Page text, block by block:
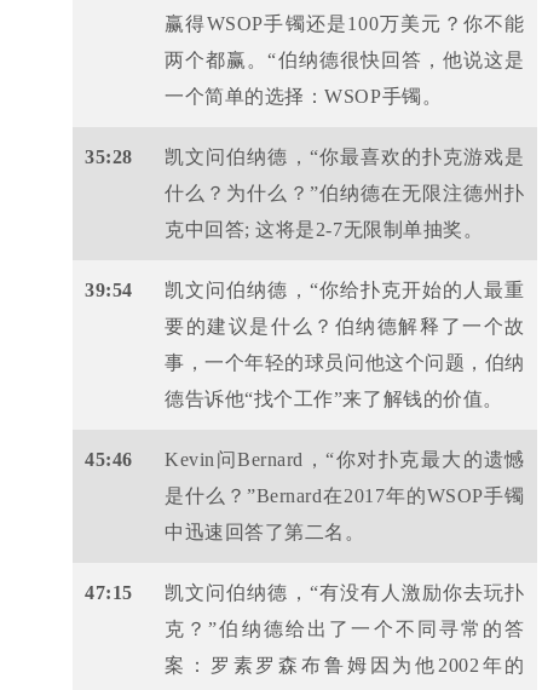
赢得WSOP手镯还是100万美元？你不能
两个都赢。“伯纳德很快回答，他说这是
一个简单的选择：WSOP手镯。
35:28
凯文问伯纳德，“你最喜欢的扑克游戏是
什么？为什么？”伯纳德在无限注德州扑
克中回答; 这将是2-7无限制单抽奖。
39:54
凯文问伯纳德，“你给扑克开始的人最重
要的建议是什么？伯纳德解释了一个故
事，一个年轻的球员问他这个问题，伯纳
德告诉他“找个工作”来了解钱的价值。
45:46
Kevin问Bernard，“你对扑克最大的遗憾
是什么？”Bernard在2017年的WSOP手镯
中迅速回答了第二名。
47:15
凯文问伯纳德，“有没有人激励你去玩扑
克？”伯纳德给出了一个不同寻常的答
案：罗素罗森布鲁姆因为他2002年的